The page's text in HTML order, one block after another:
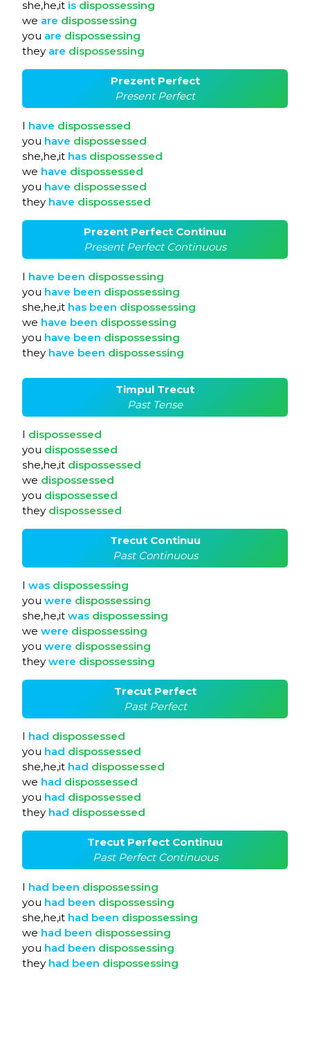
she,he,it is dispossessing
we are dispossessing
you are dispossessing
they are dispossessing
Prezent Perfect
Present Perfect
I have dispossessed
you have dispossessed
she,he,it has dispossessed
we have dispossessed
you have dispossessed
they have dispossessed
Prezent Perfect Continuu
Present Perfect Continuous
I have been dispossessing
you have been dispossessing
she,he,it has been dispossessing
we have been dispossessing
you have been dispossessing
they have been dispossessing
Timpul Trecut
Past Tense
I dispossessed
you dispossessed
she,he,it dispossessed
we dispossessed
you dispossessed
they dispossessed
Trecut Continuu
Past Continuous
I was dispossessing
you were dispossessing
she,he,it was dispossessing
we were dispossessing
you were dispossessing
they were dispossessing
Trecut Perfect
Past Perfect
I had dispossessed
you had dispossessed
she,he,it had dispossessed
we had dispossessed
you had dispossessed
they had dispossessed
Trecut Perfect Continuu
Past Perfect Continuous
I had been dispossessing
you had been dispossessing
she,he,it had been dispossessing
we had been dispossessing
you had been dispossessing
they had been dispossessing